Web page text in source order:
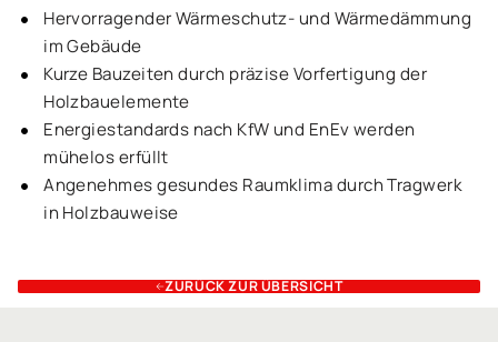
Hervorragender Wärmeschutz- und Wärmedämmung
im Gebäude
Kurze Bauzeiten durch präzise Vorfertigung der
Holzbauelemente
Energiestandards nach KfW und EnEv werden
mühelos erfüllt
Angenehmes gesundes Raumklima durch Tragwerk
in Holzbauweise
ZURÜCK ZUR ÜBERSICHT